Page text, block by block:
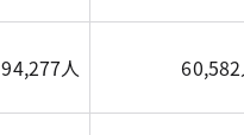
94,277人